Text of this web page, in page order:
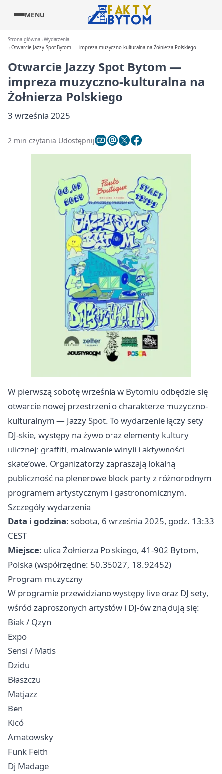
MENU
Strona główna Wydarzenia
Otwarcie Jazzy Spot Bytom — impreza muzyczno-kulturalna na Żołnierza Polskiego
Otwarcie Jazzy Spot Bytom —
impreza muzyczno-kulturalna na
Żołnierza Polskiego
3 września 2025
2 min czytania Udostępnij
W pierwszą sobotę września w Bytomiu odbędzie się
otwarcie nowej przestrzeni o charakterze muzyczno-
kulturalnym — Jazzy Spot. To wydarzenie łączy sety
DJ-skie, występy na żywo oraz elementy kultury
ulicznej: graffiti, malowanie winyli i aktywności
skate’owe. Organizatorzy zapraszają lokalną
publiczność na plenerowe block party z różnorodnym
programem artystycznym i gastronomicznym.
Szczegóły wydarzenia
Data i godzina: sobota, 6 września 2025, godz. 13:33
CEST
Miejsce: ulica Żołnierza Polskiego, 41-902 Bytom,
Polska (współrzędne: 50.35027, 18.92452)
Program muzyczny
W programie przewidziano występy live oraz DJ sety,
wśród zaproszonych artystów i DJ-ów znajdują się:
Biak / Qzyn
Expo
Sensi / Matis
Dzidu
Błaszczu
Matjazz
Ben
Kicó
Amatowsky
Funk Feith
Dj Madage